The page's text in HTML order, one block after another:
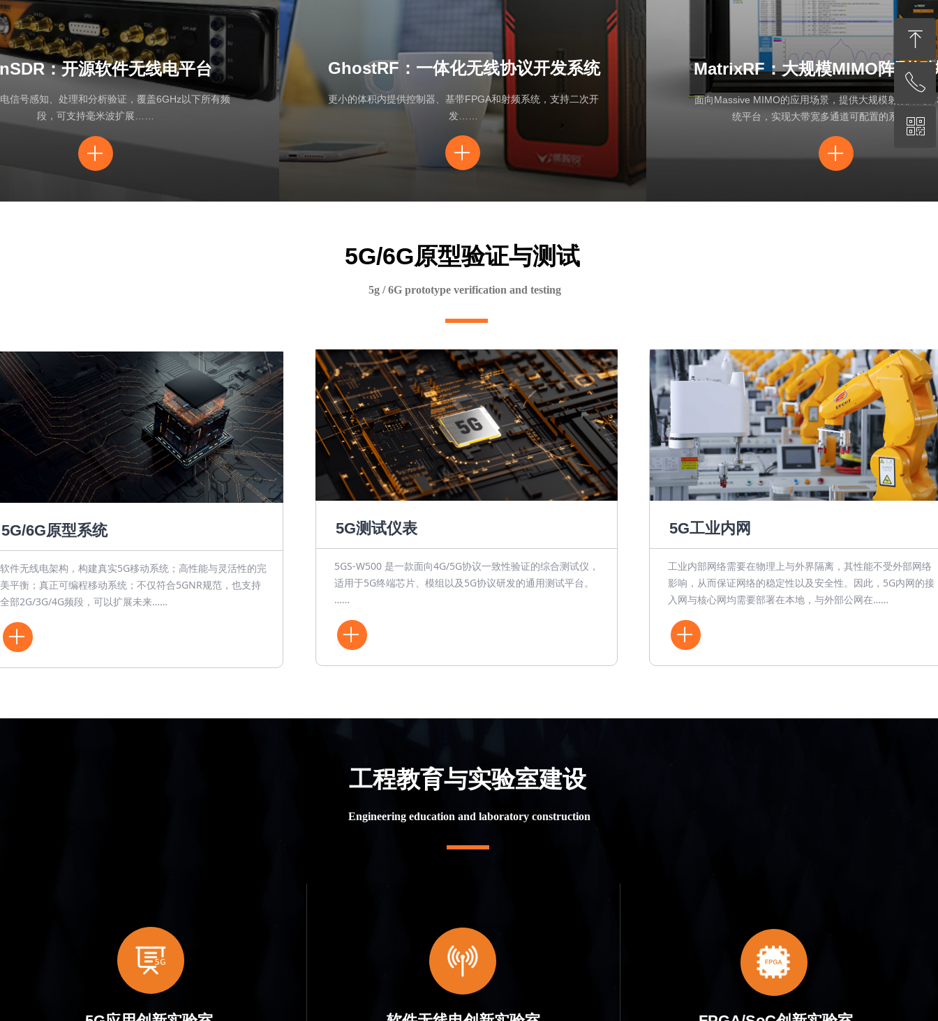
：开源软件无线电平台
信号感知、处理和分析验证，覆盖6GHz以下所有频
段，可支持毫米波扩展……
ꄶ
GhostRF：一体化无线协议开发系统
更小的体积内提供控制器、基带FPGA和射频系统，支持二次开
发……
ꄶ
MatrixRF：大规模MIMO阵列解
面向Massive MIMO的应用场景，提供大规模射频阵列
统平台，实现大带宽多通道可配置的系统组合
ꄶ
5G/6G原型系统
软件无线电架构，构建真实5G移动系统；高性能与灵活性的完
美平衡；真正可编程移动系统；不仅符合5GNR规范，也支持
全部2G/3G/4G频段，可以扩展未来……
ꄶ
5G/6G原型验证与测试
5g / 6G prototype verification and testing
5G测试仪表
5GS-W500 是一款面向4G/5G协议一致性验证的综合测试仪，
适用于5G终端芯片、模组以及5G协议研发的通用测试平台。
……
ꄶ
ꄶ
5G工业内网
工业内部网络需要在物理上与外界隔离，其性能不受外部网络
影响，从而保证网络的稳定性以及安全性。因此，5G内网的接
入网与核心网均需要部署在本地，与外部公网在……
ꄶ
ꄶ
工程教育与实验室建设
Engineering education and laboratory construction
ꁸ
回到顶部
ꂅ
010-62670519
ꀥ